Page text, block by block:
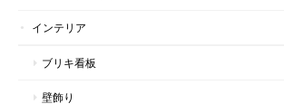
インテリア
ブリキ看板
壁飾り